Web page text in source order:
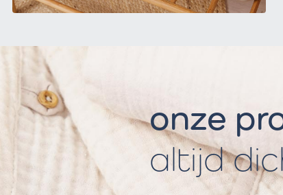
onze
altijd